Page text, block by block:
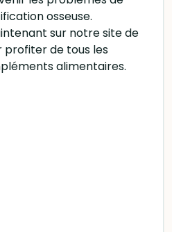
osseuse.
sur notre site de
de tous les
alimentaires.